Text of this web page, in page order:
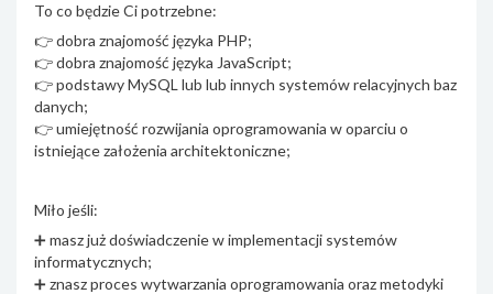
To co będzie Ci potrzebne:
👉 dobra znajomość języka PHP;
👉 dobra znajomość języka JavaScript;
👉 podstawy MySQL lub lub innych systemów relacyjnych baz
danych;
👉 umiejętność rozwijania oprogramowania w oparciu o
istniejące założenia architektoniczne;
Miło jeśli:
➕ masz już doświadczenie w implementacji systemów
informatycznych;
➕ znasz proces wytwarzania oprogramowania oraz metodyki